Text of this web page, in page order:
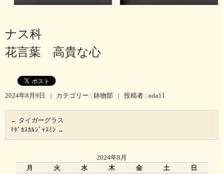
ナス科
花言葉 高貴な心
2024年8月9日 | カテゴリー : 鉢物部 | 投稿者 : oda11
← タイガーグラス
ﾏﾀﾞｶｽｶﾙｼﾞｬｽﾐﾝ →
2024年8月
月
火 水 木 金 土 日